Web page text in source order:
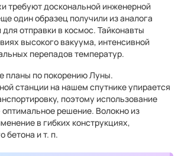
требуют доскональной инженерной
один образец получили из аналога
отправки в космос. Тайконавты
высокого вакуума, интенсивной
перепадов температур.
планы по покорению Луны.
станции на нашем спутнике упирается
поэтому использование
решение. Волокно из
в гибких конструкциях,
бетона и т. п.